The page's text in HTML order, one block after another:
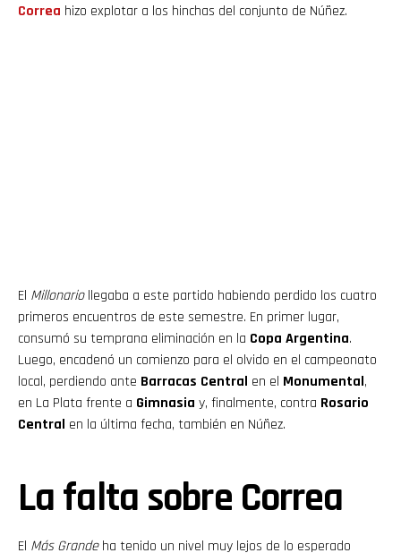
Correa hizo explotar a los hinchas del conjunto de Núñez.
El Millonariollegaba a este partido habiendo perdido los cuatro
primeros encuentros de este semestre. En primer lugar,
consumó su temprana eliminación en la Copa Argentina.
Luego, encadenó un comienzo para el olvido en el campeonato
local, perdiendo ante Barracas Central en el Monumental,
en La Plata frente a Gimnasia y, finalmente, contra Rosario
Central en la última fecha, también en Núñez.
La falta sobre Correa
El Más Grandeha tenido un nivel muy lejos de lo esperado